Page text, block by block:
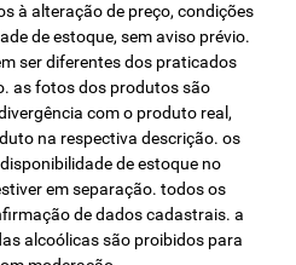
à alteração de preço, condições
de estoque, sem aviso prévio.
ser diferentes dos praticados
as fotos dos produtos são
com o produto real,
na respectiva descrição. os
de estoque no
em separação. todos os
de dados cadastrais. a
alcoólicas são proibidos para